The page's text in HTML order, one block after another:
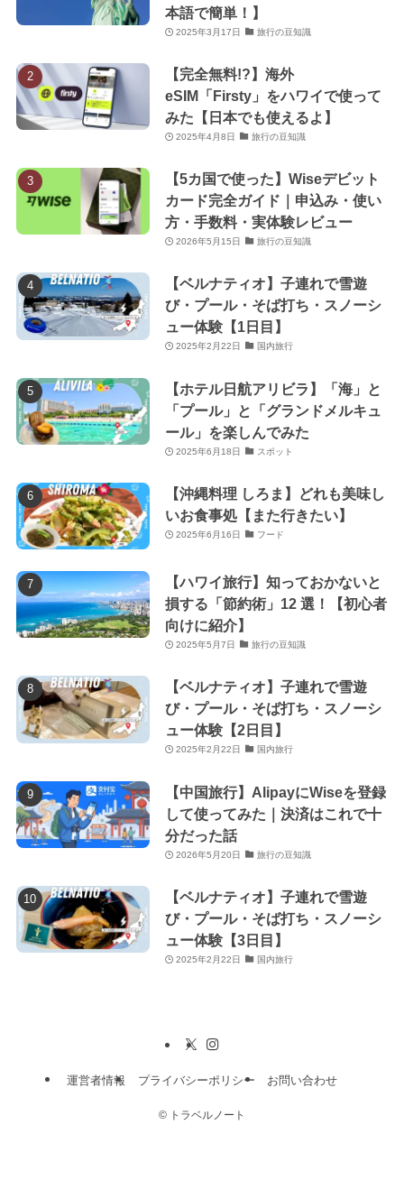
本語で簡単！】
2025年3月17日 旅行の豆知識
【完全無料!?】海外
eSIM「Firsty」をハワイで使って
みた【日本でも使えるよ】
2025年4月8日 旅行の豆知識
【5カ国で使った】Wiseデビット
カード完全ガイド｜申込み・使い
方・手数料・実体験レビュー
2026年5月15日 旅行の豆知識
【ベルナティオ】子連れで雪遊
び・プール・そば打ち・スノーシ
ュー体験【1日目】
2025年2月22日 国内旅行
【ホテル日航アリビラ】「海」と
「プール」と「グランドメルキュ
ール」を楽しんでみた
2025年6月18日 スポット
【沖縄料理 しろま】どれも美味し
いお食事処【また行きたい】
2025年6月16日 フード
【ハワイ旅行】知っておかないと
損する「節約術」12 選！【初心者
向けに紹介】
2025年5月7日 旅行の豆知識
【ベルナティオ】子連れで雪遊
び・プール・そば打ち・スノーシ
ュー体験【2日目】
2025年2月22日 国内旅行
【中国旅行】AlipayにWiseを登録
して使ってみた｜決済はこれで十
分だった話
2026年5月20日 旅行の豆知識
【ベルナティオ】子連れで雪遊
び・プール・そば打ち・スノーシ
ュー体験【3日目】
2025年2月22日 国内旅行
運営者情報 プライバシーポリシー お問い合わせ
© トラベルノート